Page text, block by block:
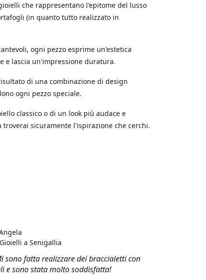
che rappresentano l'epitome del lusso
(in quanto tutto realizzato in
ogni pezzo esprime un'estetica
e lascia un'impressione duratura.
di una combinazione di design
ogni pezzo speciale.
classico o di un look più audace e
sicuramente l'ispirazione che cerchi.
sono fatta realizzare dei braccialetti con
e sono stata molto soddisfatta!
a Senigallia